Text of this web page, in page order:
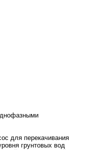
для перекачивания
грунтовых вод